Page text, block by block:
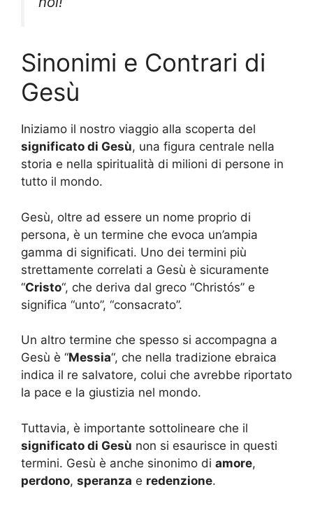
Sinonimi e Contrari di
Gesù
Iniziamo il nostro viaggio alla scoperta del
significato di Gesù, una figura centrale nella
storia e nella spiritualità di milioni di persone in
tutto il mondo.
Gesù, oltre ad essere un nome proprio di
persona, è un termine che evoca un’ampia
gamma di significati. Uno dei termini più
strettamente correlati a Gesù è sicuramente
“Cristo“, che deriva dal greco “Christós” e
significa “unto”, “consacrato”.
Un altro termine che spesso si accompagna a
Gesù è “Messia“, che nella tradizione ebraica
indica il re salvatore, colui che avrebbe riportato
la pace e la giustizia nel mondo.
Tuttavia, è importante sottolineare che il
significato di Gesù non si esaurisce in questi
termini. Gesù è anche sinonimo di amore,
perdono, speranza e redenzione.